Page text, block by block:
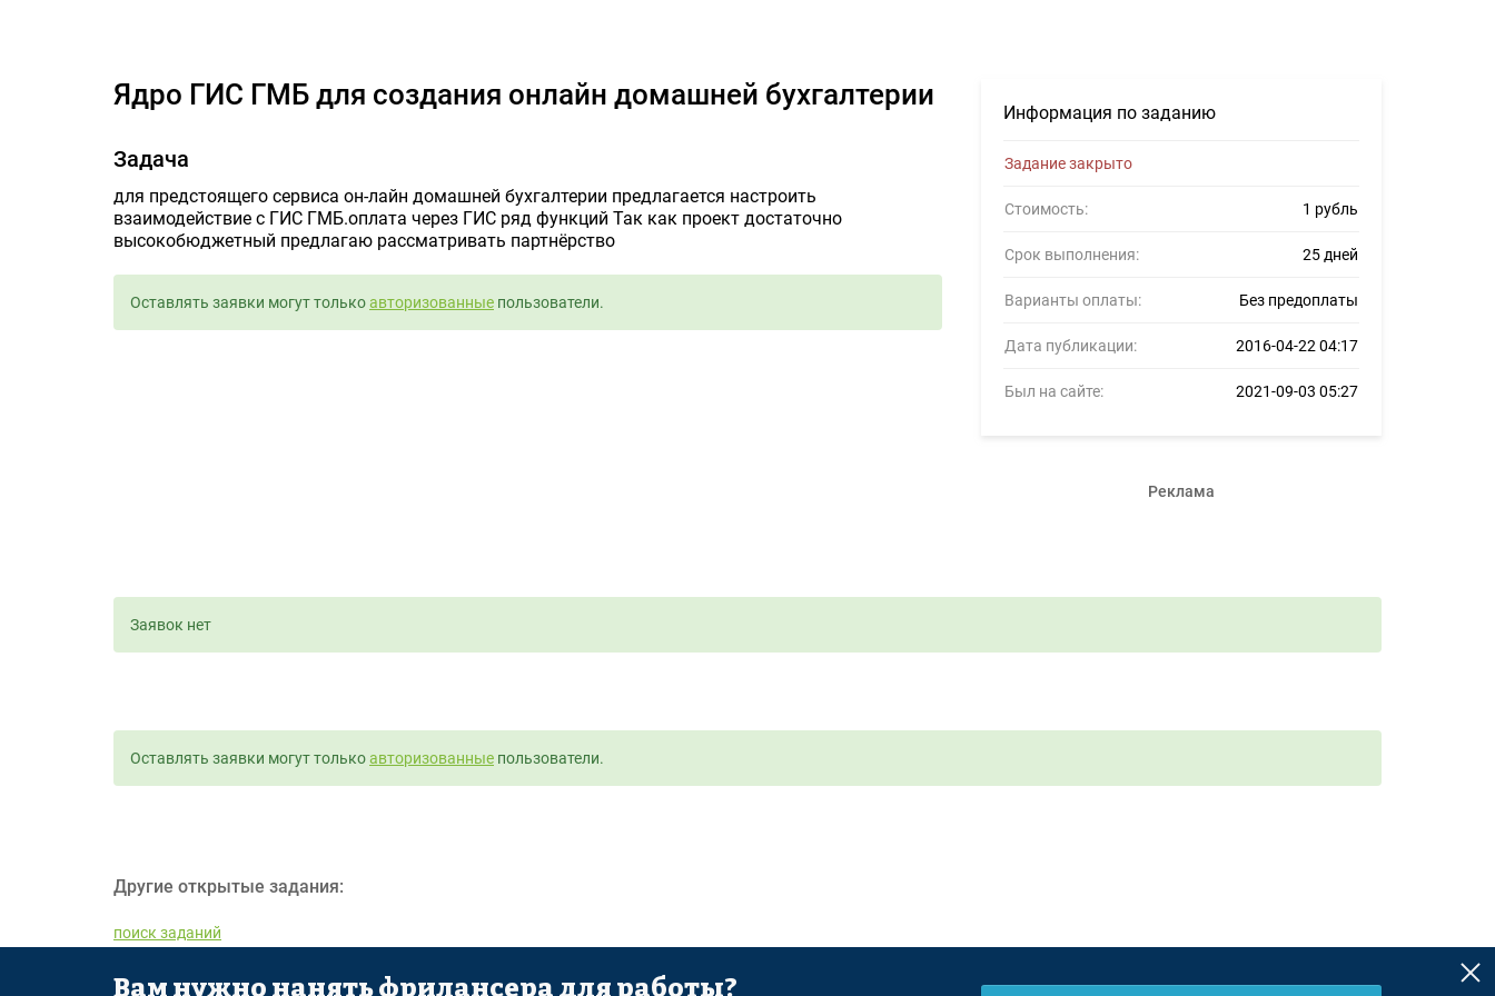
Информация по заданию
Задание закрыто
Стоимость: 1 рубль
Срок выполнения: 25 дней
Варианты оплаты: Без предоплаты
Дата публикации: 2016-04-22 04:17
Был на сайте: 2021-09-03 05:27
Реклама
Ядро ГИС ГМБ для создания онлайн домашней бухгалтерии
Задача
для предстоящего сервиса он-лайн домашней бухгалтерии предлагается настроить
взаимодействие с ГИС ГМБ.оплата через ГИС ряд функций Так как проект достаточно
высокобюджетный предлагаю рассматривать партнёрство
Оставлять заявки могут толькоавторизованные пользователи.
Заявок нет
Оставлять заявки могут толькоавторизованные пользователи.
Другие открытые задания:
поиск заданий
Вам нужно нанять фрилансера для работы?